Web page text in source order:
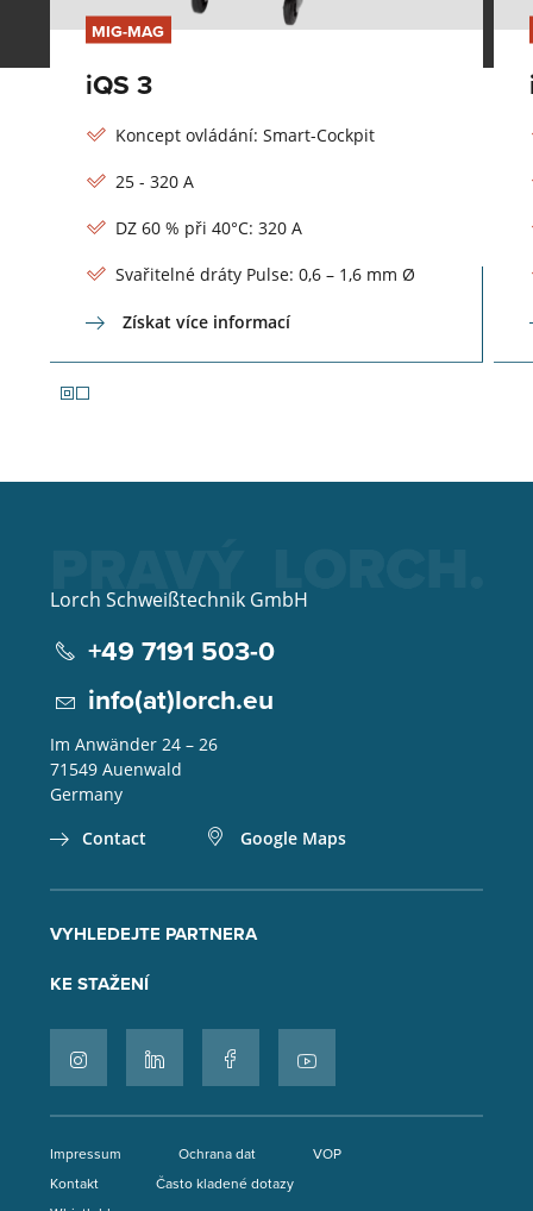
MIG-MAG
iQS 3
Koncept ovládání: Smart-Cockpit
25 - 320 A
DZ 60 % při 40°C: 320 A
Svařitelné dráty Pulse: 0,6 – 1,6 mm Ø
Získat více informací
Lorch Schweißtechnik GmbH
+49 7191 503-0
info(at)lorch.eu
Im Anwänder 24 – 26
71549 Auenwald
Germany
Contact
Google Maps
VYHLEDEJTE PARTNERA
KE STAŽENÍ
Impressum Ochrana dat
VOP
Kontakt
Často kladené dotazy